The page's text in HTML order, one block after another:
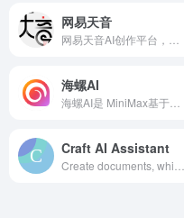
网易天音
海螺AI
Craft AI Assistant